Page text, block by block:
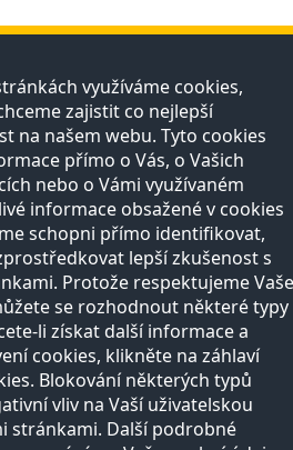
Registrace
Otevírací doba
Vše o nákupu
Reklamační řád
Všechny
kontakty
média
jsou komunikačním projektemPřírodovědecké
s.r.o. Mapa stránek
využíváme cookies,
zajistit co nejlepší
na našem webu. Tyto cookies
přímo o Vás, o Vašich
nebo o Vámi využívaném
informace obsažené v cookies
schopni přímo identifikovat,
lepší zkušenost s
Protože respektujeme Vaše
se rozhodnout některé typy
li získat další informace a
cookies, klikněte na záhlaví
Blokování některých typů
vliv na Vaší uživatelskou
stránkami. Další podrobné